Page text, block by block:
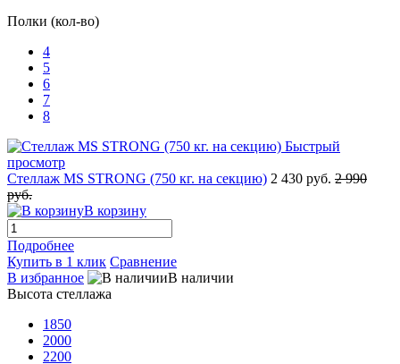
Полки (кол-во)
4
5
6
7
8
Быстрый
просмотр
Стеллаж MS STRONG (750 кг. на секцию) 2 430 руб. 2 990
руб.
В корзину
Подробнее
Купить в 1 клик Сравнение
В избранное
В наличии
Высота стеллажа
1850
2000
2200